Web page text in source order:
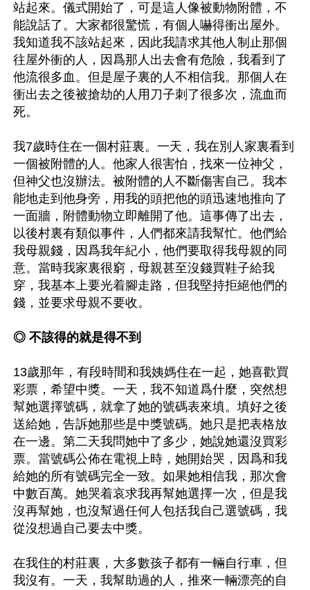
站起來。儀式開始了，可是這人像被動物附體，不
能說話了。大家都很驚慌，有個人嚇得衝出屋外。
我知道我不該站起來，因此我請求其他人制止那個
往屋外衝的人，因爲那人出去會有危險，我看到了
他流很多血。但是屋子裏的人不相信我。那個人在
衝出去之後被搶劫的人用刀子刺了很多次，流血而
死。
我7歲時住在一個村莊裏。一天，我在別人家裏看到
一個被附體的人。他家人很害怕，找來一位神父，
但神父也沒辦法。被附體的人不斷傷害自己。我本
能地走到他身旁，用我的頭把他的頭迅速地推向了
一面牆，附體動物立即離開了他。這事傳了出去，
以後村裏有類似事件，人們都來請我幫忙。他們給
我母親錢，因爲我年紀小，他們要取得我母親的同
意。當時我家裏很窮，母親甚至沒錢買鞋子給我
穿，我基本上要光着腳走路，但我堅持拒絕他們的
錢，並要求母親不要收。
◎ 不該得的就是得不到
13歲那年，有段時間和我姨媽住在一起，她喜歡買
彩票，希望中獎。一天，我不知道爲什麼，突然想
幫她選擇號碼，就拿了她的號碼表來填。填好之後
送給她，告訴她那些是中獎號碼。她只是把表格放
在一邊。第二天我問她中了多少，她說她還沒買彩
票。當號碼公佈在電視上時，她開始哭，因爲和我
給她的所有號碼完全一致。如果她相信我，那次會
中數百萬。她哭着哀求我再幫她選擇一次，但是我
沒再幫她，也沒幫過任何人包括我自己選號碼，我
從沒想過自己要去中獎。
在我住的村莊裏，大多數孩子都有一輛自行車，但
我沒有。一天，我幫助過的人，推來一輛漂亮的自